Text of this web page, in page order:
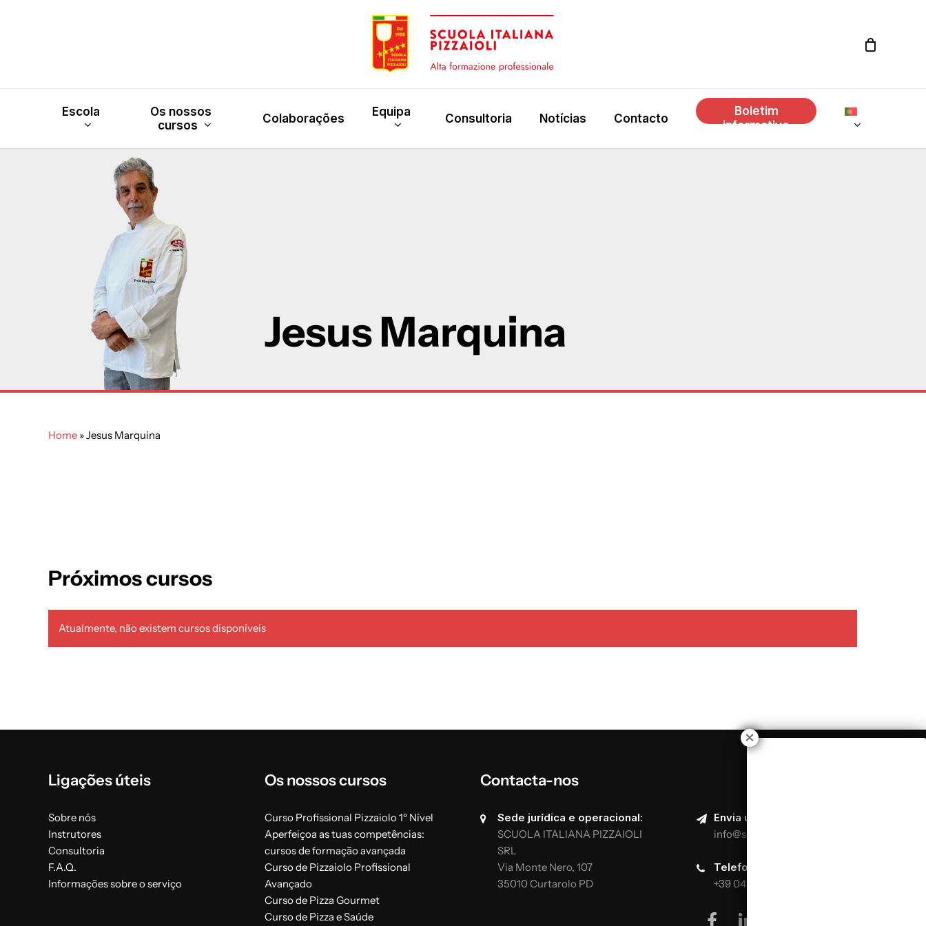
Escola
Os nossos
cursos
Colaborações Equipa Consultoria Notícias Contacto
Boletim
informativo
Jesus Marquina
Home »Jesus Marquina
Próximos cursos
Atualmente, não existem cursos disponíveis
Ligações úteis
Sobre nós
Instrutores
Consultoria
F.A.Q.
Informações sobre o serviço
Os nossos cursos
Curso Profissional Pizzaiolo 1º Nível
Aperfeiçoa as tuas competências:
cursos de formação avançada
Curso de Pizzaiolo Profissional
Avançado
Curso de Pizza Gourmet
Curso de Pizza e Saúde
Contacta-nos
Sede jurídica e operacional:
SCUOLA ITALIANA PIZZAIOLI
SRL
Via Monte Nero, 107
35010 Curtarolo PD
Envia um e-mail:
info@scuolaitalianapizzaioli.it
Telefona:
+39 0499624665
facebook
linkedin